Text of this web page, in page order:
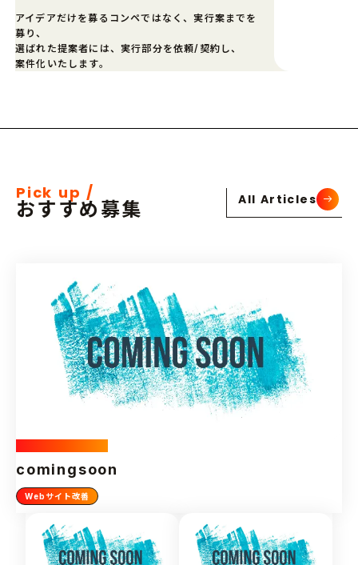
アイデアだけを募るコンペではなく、実行案までを
募り、
選ばれた提案者には、実行部分を依頼/契約し、
案件化いたします。
Pick up /
おすすめ募集 All Articles
comingsoon
Webサイト改善